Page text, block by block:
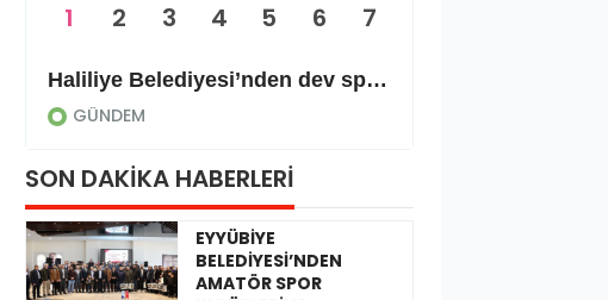
Haliliye Belediyesi’nden dev spor yatırımı: Okçuluk sahası ve kapalı salon yapılıyor
GÜNDEM
1 2 3 4 5 6 7
SON DAKİKA HABERLERİ
EYYÜBİYE
BELEDİYESİ’NDEN
AMATÖR SPOR